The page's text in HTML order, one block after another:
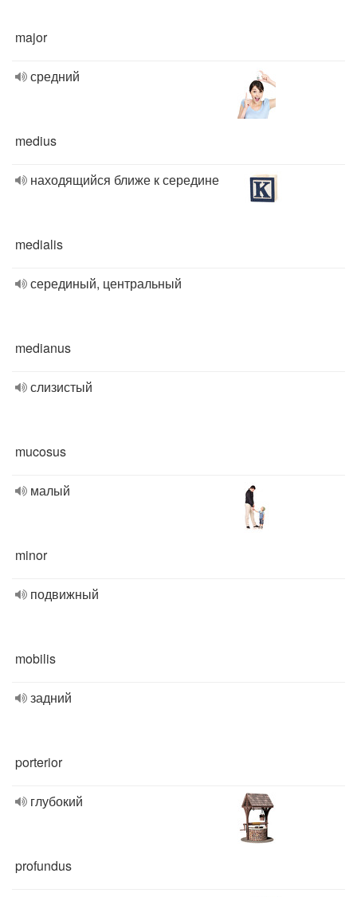
major
средний
medius
находящийся ближе к середине
medialis
серединый, центральный
medianus
слизистый
mucosus
малый
minor
подвижный
mobilis
задний
porterior
глубокий
profundus